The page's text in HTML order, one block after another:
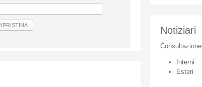
Notiziari
Consultazione
Interni
Esteri